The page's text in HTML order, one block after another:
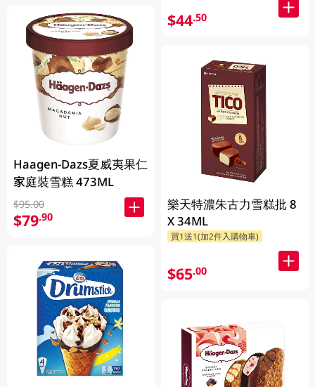
Haagen-Dazs夏威夷果仁
家庭裝雪糕 473ML
$95.00
$79.90
$44.50
樂天特濃朱古力雪糕批 8
X 34ML
買1送1(加2件入購物車)
$65.00